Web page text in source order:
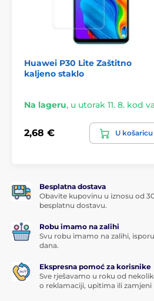
Huawei P30 Lite Zaštitno
kaljeno staklo
Na lageru, u utorak 11. 8. kod
2,68 € U košaricu
Besplatna dostava
Obavite kupovinu u iznosu od
besplatnu dostavu.
Robu imamo na zalihi
Svu robu imamo na zalihi,
dana.
Ekspresna pomoć za korisnike
Sve rješavamo u roku od
o reklamaciji, upitima ili zamjeni